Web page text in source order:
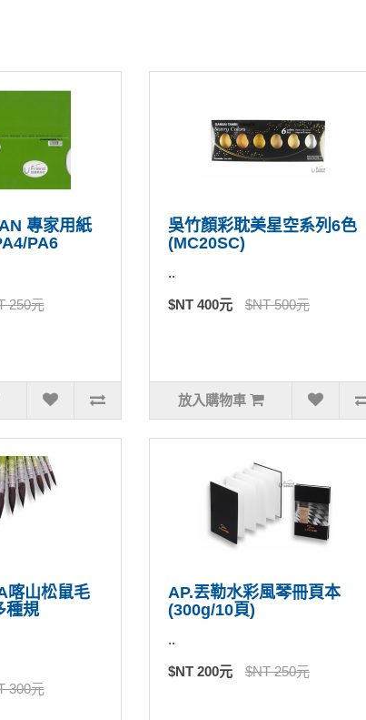
專家用紙
PA6
250元
吳竹顏彩耽美星空系列6色
(MC20SC)
..
$NT 400元 $NT 500元
放入購物車
喀山松鼠毛
種規
300元
AP.丟勒水彩風琴冊頁本
(300g/10頁)
..
$NT 200元 $NT 250元